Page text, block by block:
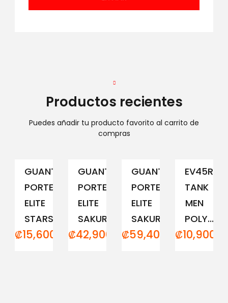
Productos recientes
Puedes añadir tu producto favorito al carrito de
compras
GUANTE
PORTERO
ELITE
STARS
₡15,600.00
GUANTE
PORTERO
ELITE
SAKURA...
₡42,900.00
GUANTE
PORTERO
ELITE
SAKURA...
₡59,400.00
TANK
MEN
POLY...
₡